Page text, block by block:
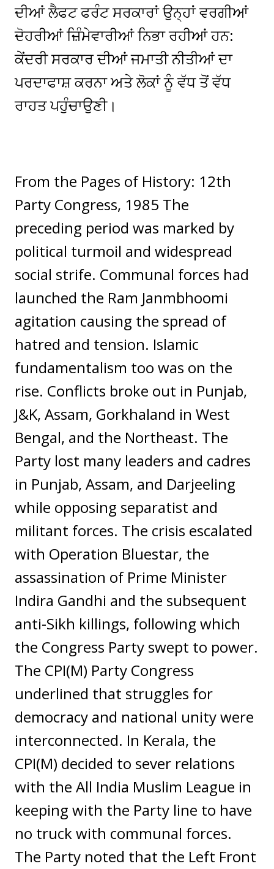
ਦੀਆਂ ਲੈਫਟ ਫਰੰਟ ਸਰਕਾਰਾਂ ਉਨ੍ਹਾਂ ਵਰਗੀਆਂ
ਦੋਹਰੀਆਂ ਜ਼ਿੰਮੇਵਾਰੀਆਂ ਨਿਭਾ ਰਹੀਆਂ ਹਨ:
ਕੇਂਦਰੀ ਸਰਕਾਰ ਦੀਆਂ ਜਮਾਤੀ ਨੀਤੀਆਂ ਦਾ
ਪਰਦਾਫਾਸ਼ ਕਰਨਾ ਅਤੇ ਲੋਕਾਂ ਨੂੰ ਵੱਧ ਤੋਂ ਵੱਧ
ਰਾਹਤ ਪਹੁੰਚਾਉਣੀ।
From the Pages of History: 12th
Party Congress, 1985 The
preceding period was marked by
political turmoil and widespread
social strife. Communal forces had
launched the Ram Janmbhoomi
agitation causing the spread of
hatred and tension. Islamic
fundamentalism too was on the
rise. Conflicts broke out in Punjab,
J&K, Assam, Gorkhaland in West
Bengal, and the Northeast. The
Party lost many leaders and cadres
in Punjab, Assam, and Darjeeling
while opposing separatist and
militant forces. The crisis escalated
with Operation Bluestar, the
assassination of Prime Minister
Indira Gandhi and the subsequent
anti-Sikh killings, following which
the Congress Party swept to power.
The CPI(M) Party Congress
underlined that struggles for
democracy and national unity were
interconnected. In Kerala, the
CPI(M) decided to sever relations
with the All India Muslim League in
keeping with the Party line to have
no truck with communal forces.
The Party noted that the Left Front